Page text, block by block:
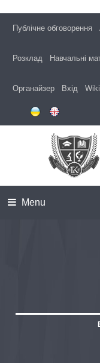
Публічне обговорення
Розклад Навчальні
Органайзер Вхід Wiki
Menu